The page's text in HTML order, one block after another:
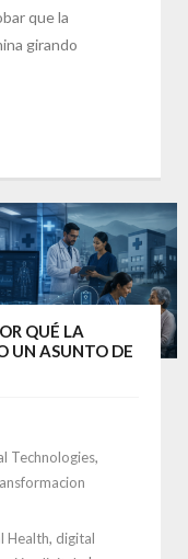
que la
girando
QUÉ LA
UN ASUNTO DE
Technologies,
Health, digital